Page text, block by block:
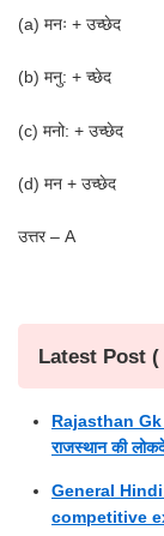
(a) मनः + उच्छेद
(b) मनु: + च्छेद
(c) मनो: + उच्छेद
(d) मन + उच्छेद
उत्तर – A
Latest Post (
Rajasthan
राजस्थान की
General
competitive